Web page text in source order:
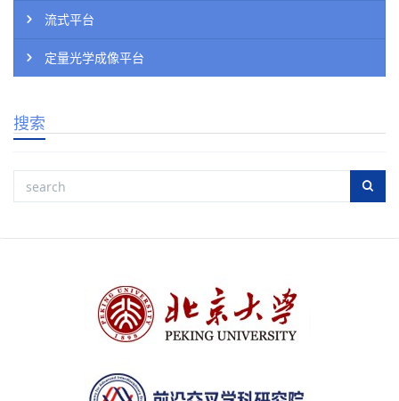
流式平台
定量光学成像平台
搜索